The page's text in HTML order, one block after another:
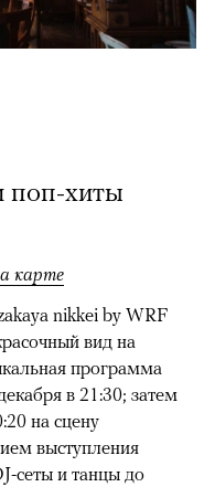
поп-хиты
карте
nikkei by WRF
вид на
программа
в 21:30; затем
на сцену
выступления
сеты и танцы до